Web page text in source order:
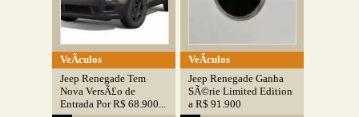
VeÃ­culos
Jeep Renegade Tem
Nova VersÃ£o de
Entrada Por R$ 68.900...
VeÃ­culos
Jeep Renegade Ganha
SÃ©rie Limited Edition
a R$ 91.900